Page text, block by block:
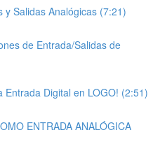
y Salidas Analógicas (7:21)
de Entrada/Salidas de
Entrada Digital en LOGO! (2:51)
ENTRADA ANALÓGICA